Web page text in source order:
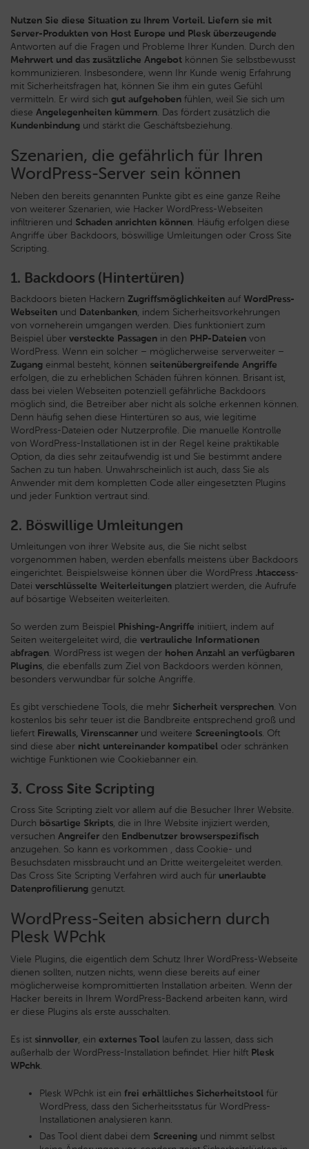
Nutzen Sie diese Situation zu Ihrem Vorteil. Liefern sie mit
Server-Produkten von Host Europe und Plesk überzeugende
Antworten auf die Fragen und Probleme Ihrer Kunden. Durch den
Mehrwert und das zusätzliche Angebot können Sie selbstbewusst
kommunizieren. Insbesondere, wenn Ihr Kunde wenig Erfahrung
mit Sicherheitsfragen hat, können Sie ihm ein gutes Gefühl
vermitteln. Er wird sich gut aufgehoben fühlen, weil Sie sich um
diese Angelegenheiten kümmern. Das fördert zusätzlich die
Kundenbindung und stärkt die Geschäftsbeziehung.
Szenarien, die gefährlich für Ihren
WordPress-Server sein können
Neben den bereits genannten Punkte gibt es eine ganze Reihe
von weiterer Szenarien, wie Hacker WordPress-Webseiten
infiltrieren und Schaden anrichten können. Häufig erfolgen diese
Angriffe über Backdoors, böswillige Umleitungen oder Cross Site
Scripting.
1. Backdoors (Hintertüren)
Backdoors bieten Hackern Zugriffsmöglichkeiten auf WordPress-
Webseiten und Datenbanken, indem Sicherheitsvorkehrungen
von vorneherein umgangen werden. Dies funktioniert zum
Beispiel über versteckte Passagen in den PHP-Dateien von
WordPress. Wenn ein solcher – möglicherweise serverweiter –
Zugang einmal besteht, können seitenübergreifende Angriffe
erfolgen, die zu erheblichen Schäden führen können. Brisant ist,
dass bei vielen Webseiten potenziell gefährliche Backdoors
möglich sind, die Betreiber aber nicht als solche erkennen können.
Denn häufig sehen diese Hintertüren so aus, wie legitime
WordPress-Dateien oder Nutzerprofile. Die manuelle Kontrolle
von WordPress-Installationen ist in der Regel keine praktikable
Option, da dies sehr zeitaufwendig ist und Sie bestimmt andere
Sachen zu tun haben. Unwahrscheinlich ist auch, dass Sie als
Anwender mit dem kompletten Code aller eingesetzten Plugins
und jeder Funktion vertraut sind.
2. Böswillige Umleitungen
Umleitungen von ihrer Website aus, die Sie nicht selbst
vorgenommen haben, werden ebenfalls meistens über Backdoors
eingerichtet. Beispielsweise können über die WordPress .htaccess-
Datei verschlüsselte Weiterleitungen platziert werden, die Aufrufe
auf bösartige Webseiten weiterleiten.
So werden zum Beispiel Phishing-Angriffe initiiert, indem auf
Seiten weitergeleitet wird, die vertrauliche Informationen
abfragen. WordPress ist wegen der hohen Anzahl an verfügbaren
Plugins, die ebenfalls zum Ziel von Backdoors werden können,
besonders verwundbar für solche Angriffe.
Es gibt verschiedene Tools, die mehr Sicherheit versprechen. Von
kostenlos bis sehr teuer ist die Bandbreite entsprechend groß und
liefert Firewalls, Virenscanner und weitere Screeningtools. Oft
sind diese aber nicht untereinander kompatibel oder schränken
wichtige Funktionen wie Cookiebanner ein.
3. Cross Site Scripting
Cross Site Scripting zielt vor allem auf die Besucher Ihrer Website.
Durch bösartige Skripts, die in Ihre Website injiziert werden,
versuchen Angreifer den Endbenutzer browserspezifisch
anzugehen. So kann es vorkommen , dass Cookie- und
Besuchsdaten missbraucht und an Dritte weitergeleitet werden.
Das Cross Site Scripting Verfahren wird auch für unerlaubte
Datenprofilierung genutzt.
WordPress-Seiten absichern durch
Plesk WPchk
Viele Plugins, die eigentlich dem Schutz Ihrer WordPress-Webseite
dienen sollten, nutzen nichts, wenn diese bereits auf einer
möglicherweise kompromittierten Installation arbeiten. Wenn der
Hacker bereits in Ihrem WordPress-Backend arbeiten kann, wird
er diese Plugins als erste ausschalten.
Es ist sinnvoller, ein externes Tool laufen zu lassen, dass sich
außerhalb der WordPress-Installation befindet. Hier hilft Plesk
WPchk.
Plesk WPchk ist ein frei erhältliches Sicherheitstool für
WordPress, dass den Sicherheitsstatus für WordPress-
Installationen analysieren kann.
Das Tool dient dabei dem Screening und nimmt selbst